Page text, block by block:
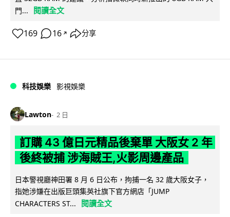
門...
閱讀全文
169 16 ↗ 分享
科技娛樂 影視娛樂
Lawton 2 日
訂購 43 億日元精品後棄單 大阪女 2 年
後終被捕 涉海賊王,火影周邊產品
日本警視廳神田署 8 月 6 日公布，拘捕一名 32 歲大阪女子，
指她涉嫌在出版巨頭集英社旗下官方網店「JUMP
CHARACTERS ST...
閱讀全文